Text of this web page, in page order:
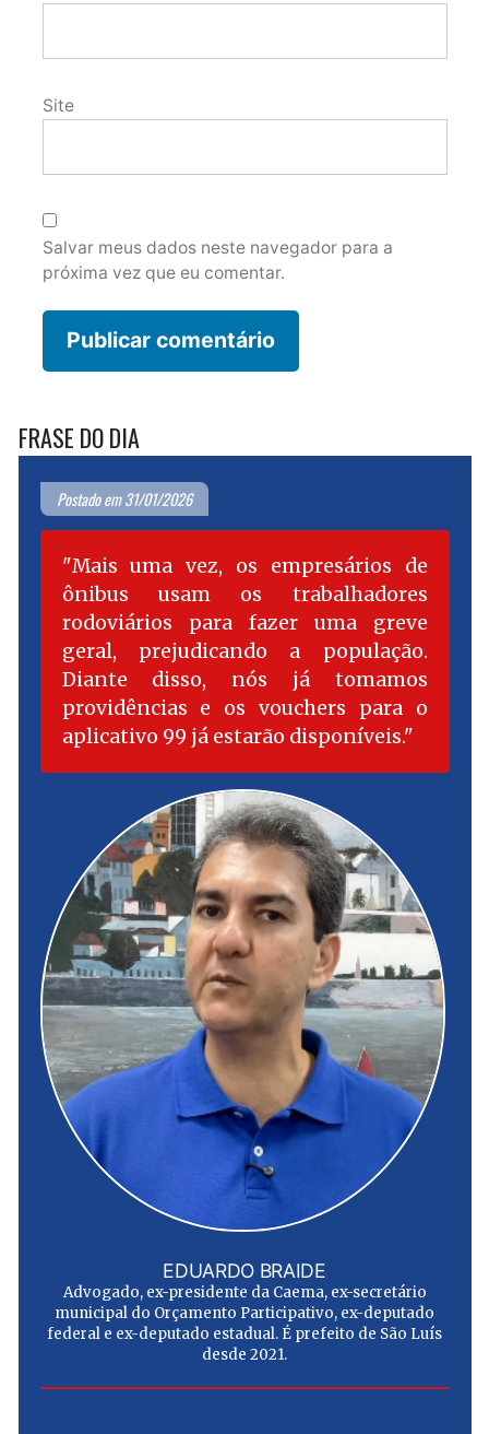
Site
Salvar meus dados neste navegador para a
próxima vez que eu comentar.
FRASE DO DIA
Postado em 31/01/2026
Mais uma vez, os empresários de
ônibus usam os trabalhadores
rodoviários para fazer uma greve
geral, prejudicando a população.
Diante disso, nós já tomamos
providências e os vouchers para o
aplicativo 99 já estarão disponíveis.
EDUARDO BRAIDE
Advogado, ex-presidente da Caema, ex-secretário
municipal do Orçamento Participativo, ex-deputado
federal e ex-deputado estadual. É prefeito de São Luís
desde 2021.